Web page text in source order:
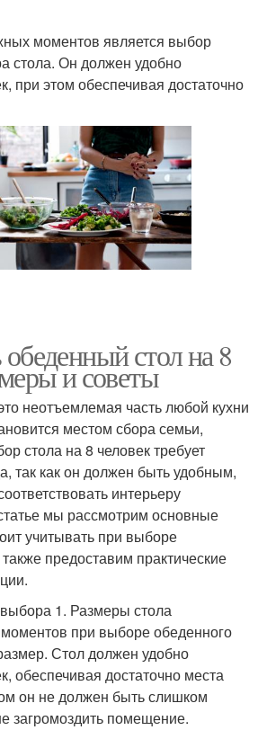
моментов является выбор
стола. Он должен удобно
при этом обеспечивая достаточно
стол на 8
и советы
неотъемлемая часть любой кухни
местом сбора семьи,
стола на 8 человек требует
так как он должен быть удобным,
интерьеру
мы рассмотрим основные
учитывать при выборе
предоставим практические
1. Размеры стола
при выборе обеденного
Стол должен удобно
обеспечивая достаточно места
он не должен быть слишком
загромоздить помещение.